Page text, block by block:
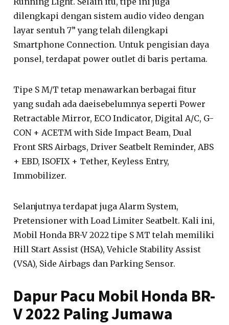
dilengkapi dengan sistem audio video dengan
layar sentuh 7” yang telah dilengkapi
Smartphone Connection. Untuk pengisian daya
ponsel, terdapat power outlet di baris pertama.
Tipe S M/T tetap menawarkan berbagai fitur
yang sudah ada daeisebelumnya seperti Power
Retractable Mirror, ECO Indicator, Digital A/C, G-
CON + ACETM with Side Impact Beam, Dual
Front SRS Airbags, Driver Seatbelt Reminder, ABS
+ EBD, ISOFIX + Tether, Keyless Entry,
Immobilizer.
Selanjutnya terdapat juga Alarm System,
Pretensioner with Load Limiter Seatbelt. Kali ini,
Mobil Honda BR-V 2022 tipe S MT telah memiliki
Hill Start Assist (HSA), Vehicle Stability Assist
(VSA), Side Airbags dan Parking Sensor.
Dapur Pacu Mobil Honda BR-
V 2022 Paling Jumawa